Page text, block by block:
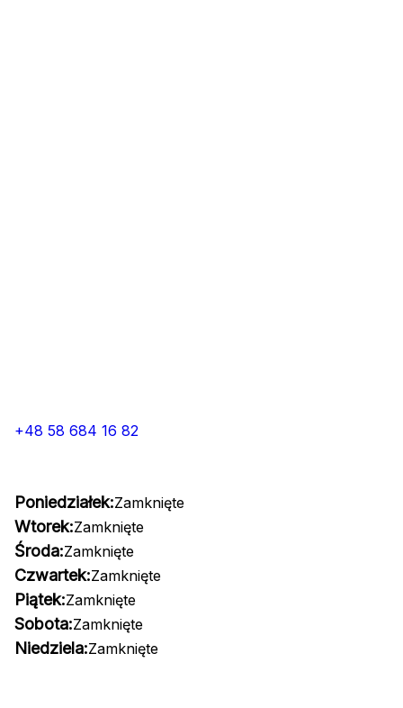
+48 58 684 16 82
Poniedziałek:Zamknięte
Wtorek:Zamknięte
Środa:Zamknięte
Czwartek:Zamknięte
Piątek:Zamknięte
Sobota:Zamknięte
Niedziela:Zamknięte